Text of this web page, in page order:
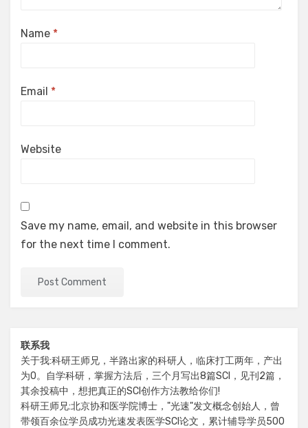
Name *
Email *
Website
Save my name, email, and website in this browser
for the next time I comment.
联系我
关于我:科研王师兄，半路出家的科研人，临床打工两年，产出
为0。自学科研，掌握方法后，三个月写出8篇SCI，见刊2篇，
其余投稿中，想把真正的SCI创作方法教给你们!
科研王师兄:北京协和医学院博士，"光速"发文概念创始人，曾
带领百余位学员成功光速发表医学SCI论文，累计辅导学员500